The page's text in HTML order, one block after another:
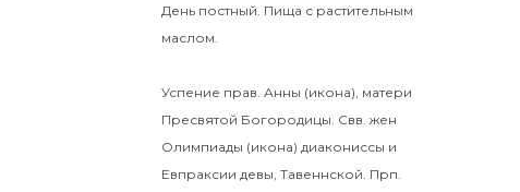
День постный. Пища с растительным
маслом.
Успение прав. Анны (икона), матери
Пресвятой Богородицы. Свв. жен
Олимпиады (икона) диакониссы и
Евпраксии девы, Тавеннской. Прп.